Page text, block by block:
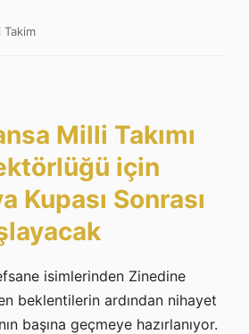
Milli Takımı
için
Kupası Sonrası
isimlerinden Zinedine
beklentilerin ardından nihayet
başına geçmeye hazırlanıyor.